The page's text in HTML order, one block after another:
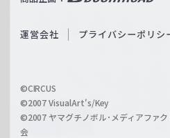
c
a
r
z
O
i
運営会社 プライバシーポリシ
©CIRCUS
©2007 VisualArt's/Key
©2007 ヤマグチノボル･メディアファ
会